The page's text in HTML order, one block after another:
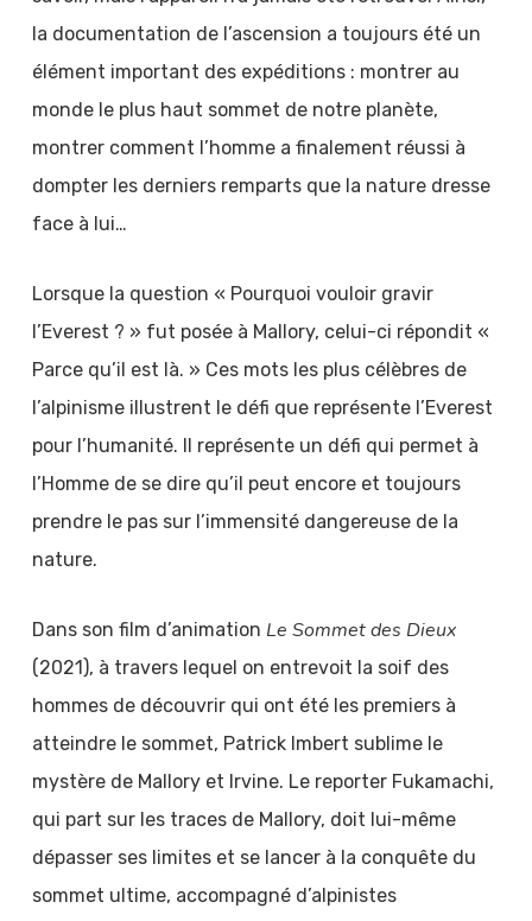
la documentation de l’ascension a toujours été un
élément important des expéditions : montrer au
monde le plus haut sommet de notre planète,
montrer comment l’homme a finalement réussi à
dompter les derniers remparts que la nature dresse
face à lui…
Lorsque la question « Pourquoi vouloir gravir
l’Everest ? » fut posée à Mallory, celui-ci répondit «
Parce qu’il est là. » Ces mots les plus célèbres de
l’alpinisme illustrent le défi que représente l’Everest
pour l’humanité. Il représente un défi qui permet à
l’Homme de se dire qu’il peut encore et toujours
prendre le pas sur l’immensité dangereuse de la
nature.
Dans son film d’animation Le Sommet des Dieux
(2021), à travers lequel on entrevoit la soif des
hommes de découvrir qui ont été les premiers à
atteindre le sommet, Patrick Imbert sublime le
mystère de Mallory et Irvine. Le reporter Fukamachi,
qui part sur les traces de Mallory, doit lui-même
dépasser ses limites et se lancer à la conquête du
sommet ultime, accompagné d’alpinistes